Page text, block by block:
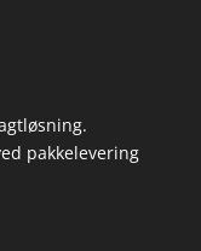
pakkelevering